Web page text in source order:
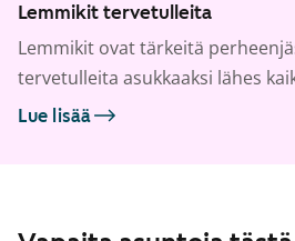
Lemmikit tervetulleita
Lemmikit ovat tärkeitä
tervetulleita asukkaaksi lähes
Lue lisää